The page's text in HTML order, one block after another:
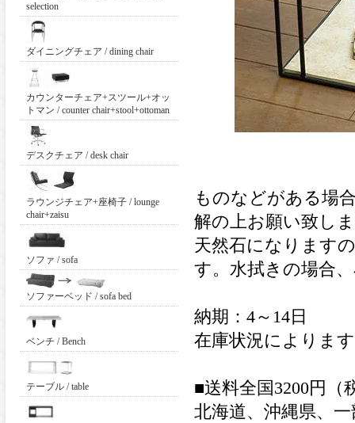
selection
ダイニングチェア / dining chair
カウンターチェア+スツール+オッ
トマン / counter chair+stool+ottoman
デスクチェア / desk chair
ラウンジチェア+座椅子 / lounge
chair+zaisu
ソファ / sofa
ソファーベッド / sofa bed
ベンチ / Bench
テーブル / table
ものなどがある場
解の上お願い致し
天然石になります
す。水拭きの場合
納期：4～14日
在庫状況によりま
■送料全国3200円（
北海道、沖縄県、